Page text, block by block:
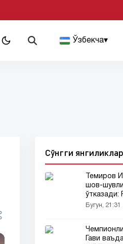
Ўзбекча▾
Сўнгги янгиликлар
Темиров
шов-
ўтказади:
собиқ
Бугун, 21:31
Гави